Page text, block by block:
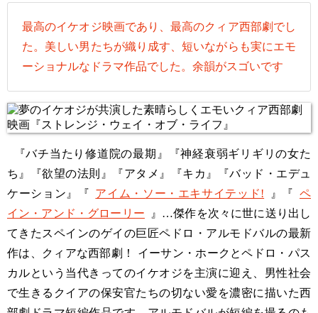
最高のイケオジ映画であり、最高のクィア西部劇でし
た。美しい男たちが織り成す、短いながらも実にエモ
ーショナルなドラマ作品でした。余韻がスゴいです
『バチ当たり修道院の最期』『神経衰弱ギリギリの女た
ち』『欲望の法則』『アタメ』『キカ』『バッド・エデュ
ケーション』『 アイム・ソー・エキサイテッド! 』『 ペ
イン・アンド・グローリー
』…傑作を次々に世に送り出し
てきたスペインのゲイの巨匠ペドロ・アルモドバルの最新
作は、クィアな西部劇！ イーサン・ホークとペドロ・パス
カルという当代きってのイケオジを主演に迎え、男性社会
で生きるクイアの保安官たちの切ない愛を濃密に描いた西